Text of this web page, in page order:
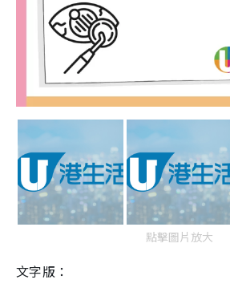
點擊圖片放大
文字版：